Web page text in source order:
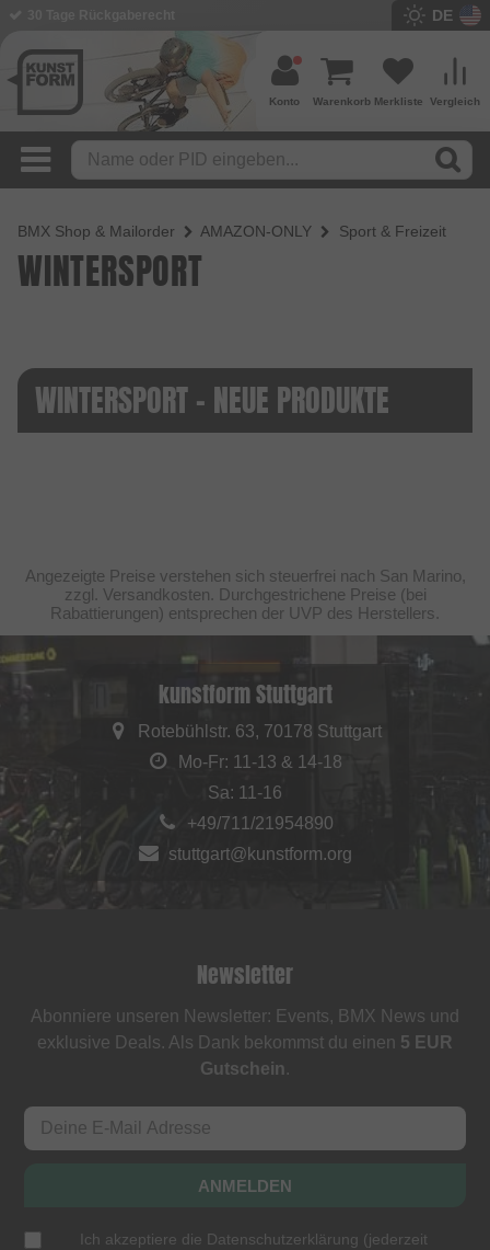
DE
Vergleich
Merkliste
Warenkorb
Konto
BMX Shop & Mailorder AMAZON-ONLY Sport & Freizeit
WINTERSPORT
WINTERSPORT - NEUE PRODUKTE
Angezeigte Preise verstehen sich steuerfrei nach San Marino,
zzgl. Versandkosten. Durchgestrichene Preise (bei
Rabattierungen) entsprechen der UVP des Herstellers.
kunstform Stuttgart
Rotebühlstr. 63, 70178 Stuttgart
Mo-Fr: 11-13 & 14-18
Sa: 11-16
+49/711/21954890
stuttgart@kunstform.org
Newsletter
Abonniere unseren Newsletter: Events, BMX News und
exklusive Deals. Als Dank bekommst du einen 5 EUR
Gutschein.
ANMELDEN
Ich akzeptiere die Datenschutzerklärung (jederzeit